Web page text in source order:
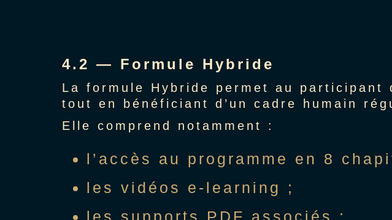
4.2 — Formule Hybride
La formule Hybride permet au participant
tout en bénéficiant d’un cadre humain
Elle comprend notamment :
l’accès au programme en 8
les vidéos e-learning ;
les supports PDF associés ;